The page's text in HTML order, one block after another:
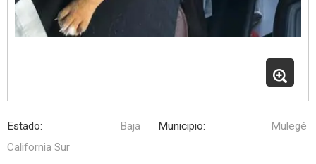
Estado:
Baja
California Sur
Municipio: Mulegé